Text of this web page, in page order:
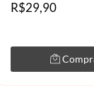
R$29,90